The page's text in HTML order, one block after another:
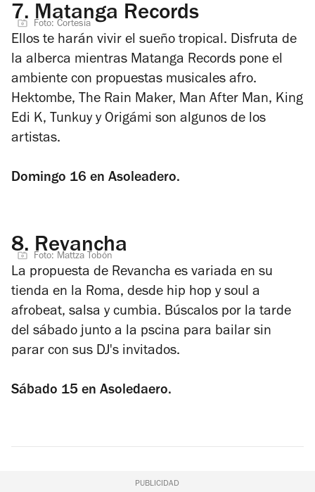
7. Matanga Records
Foto: Cortesía
Ellos te harán vivir el sueño tropical. Disfruta de
la alberca mientras Matanga Records pone el
ambiente con propuestas musicales afro.
Hektombe, The Rain Maker, Man After Man, King
Edi K, Tunkuy y Origámi son algunos de los
artistas.
Domingo 16 en Asoleadero.
8. Revancha
Foto: Mattza Tobón
La propuesta de Revancha es variada en su
tienda en la Roma, desde hip hop y soul a
afrobeat, salsa y cumbia. Búscalos por la tarde
del sábado junto a la pscina para bailar sin
parar con sus DJ's invitados.
Sábado 15 en Asoledaero.
PUBLICIDAD